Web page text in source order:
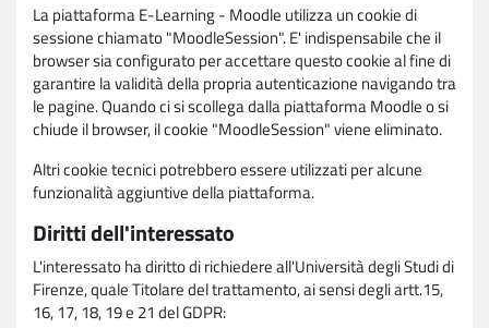
La piattaforma E-Learning - Moodle utilizza un cookie di
sessione chiamato "MoodleSession". E' indispensabile che il
browser sia configurato per accettare questo cookie al fine di
garantire la validità della propria autenticazione navigando tra
le pagine. Quando ci si scollega dalla piattaforma Moodle o si
chiude il browser, il cookie "MoodleSession" viene eliminato.
Altri cookie tecnici potrebbero essere utilizzati per alcune
funzionalità aggiuntive della piattaforma.
Diritti dell'interessato
L'interessato ha diritto di richiedere all'Università degli Studi di
Firenze, quale Titolare del trattamento, ai sensi degli artt.15,
16, 17, 18, 19 e 21 del GDPR: